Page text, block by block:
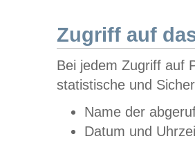
Zugriff auf
Bei jedem Zugriff auf
statistische und
Name der
Datum und